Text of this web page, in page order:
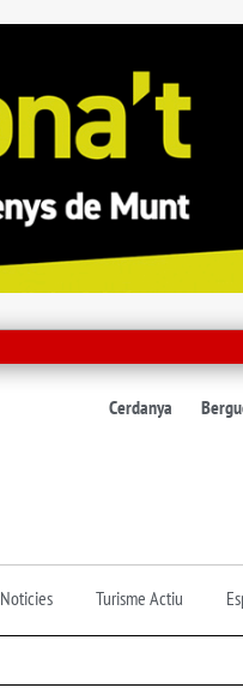
Cerdanya
Noticies Turisme Actiu